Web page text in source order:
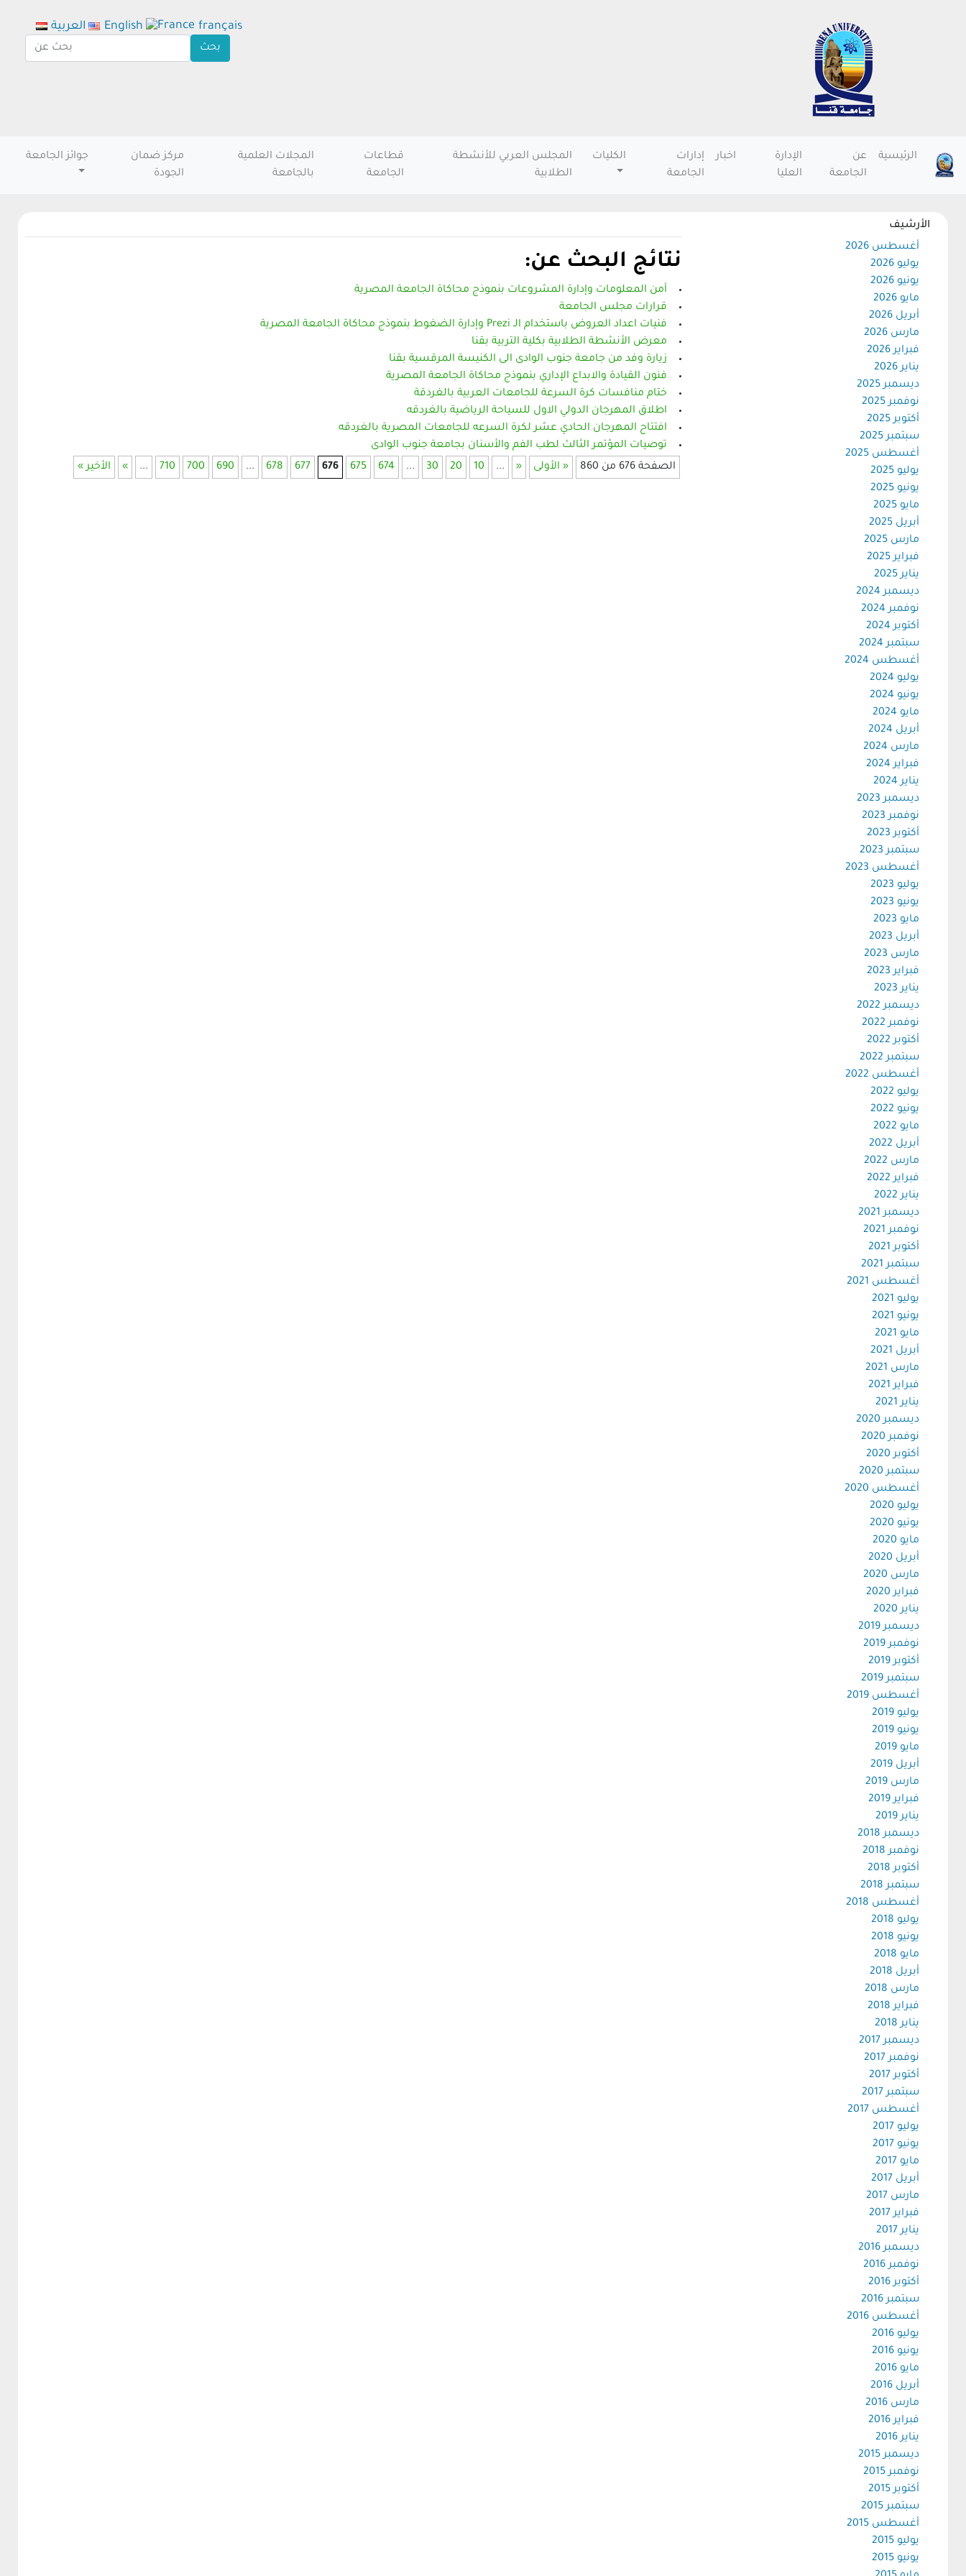
الرئيسية
عن
الجامعة
الإدارة
العليا
اخبار
إدارات
الجامعة
الكليات
المجلس العربي للأنشطة
الطلابية
قطاعات
الجامعة
المجلات العلمية
بالجامعة
مركز ضمان
الجودة
جوائز الجامعة
الأرشيف
أغسطس 2026
يوليو 2026
يونيو 2026
مايو 2026
أبريل 2026
مارس 2026
فبراير 2026
يناير 2026
ديسمبر 2025
نوفمبر 2025
أكتوبر 2025
سبتمبر 2025
أغسطس 2025
يوليو 2025
يونيو 2025
مايو 2025
أبريل 2025
مارس 2025
فبراير 2025
يناير 2025
ديسمبر 2024
نوفمبر 2024
أكتوبر 2024
سبتمبر 2024
أغسطس 2024
يوليو 2024
يونيو 2024
مايو 2024
أبريل 2024
مارس 2024
فبراير 2024
يناير 2024
ديسمبر 2023
نوفمبر 2023
أكتوبر 2023
سبتمبر 2023
أغسطس 2023
يوليو 2023
يونيو 2023
مايو 2023
أبريل 2023
مارس 2023
فبراير 2023
يناير 2023
ديسمبر 2022
نوفمبر 2022
أكتوبر 2022
سبتمبر 2022
أغسطس 2022
يوليو 2022
يونيو 2022
مايو 2022
أبريل 2022
مارس 2022
فبراير 2022
يناير 2022
ديسمبر 2021
نوفمبر 2021
أكتوبر 2021
سبتمبر 2021
أغسطس 2021
يوليو 2021
يونيو 2021
مايو 2021
أبريل 2021
مارس 2021
فبراير 2021
يناير 2021
ديسمبر 2020
نوفمبر 2020
أكتوبر 2020
سبتمبر 2020
أغسطس 2020
يوليو 2020
يونيو 2020
مايو 2020
أبريل 2020
مارس 2020
فبراير 2020
يناير 2020
ديسمبر 2019
نوفمبر 2019
أكتوبر 2019
سبتمبر 2019
أغسطس 2019
يوليو 2019
يونيو 2019
مايو 2019
أبريل 2019
مارس 2019
فبراير 2019
يناير 2019
ديسمبر 2018
نوفمبر 2018
أكتوبر 2018
سبتمبر 2018
أغسطس 2018
يوليو 2018
يونيو 2018
مايو 2018
أبريل 2018
مارس 2018
فبراير 2018
يناير 2018
ديسمبر 2017
نوفمبر 2017
أكتوبر 2017
سبتمبر 2017
أغسطس 2017
يوليو 2017
يونيو 2017
مايو 2017
أبريل 2017
مارس 2017
فبراير 2017
يناير 2017
ديسمبر 2016
نوفمبر 2016
أكتوبر 2016
سبتمبر 2016
أغسطس 2016
يوليو 2016
يونيو 2016
مايو 2016
أبريل 2016
مارس 2016
فبراير 2016
يناير 2016
ديسمبر 2015
نوفمبر 2015
أكتوبر 2015
سبتمبر 2015
أغسطس 2015
يوليو 2015
يونيو 2015
نتائج البحث عن:
أمن المعلومات وإدارة المشروعات بنموذج محاكاة الجامعة المصرية
قرارات مجلس الجامعة
فنيات اعداد العروض باستخدام الـ Prezi وإدارة الضغوط بنموذج محاكاة الجامعة المصرية
معرض الأنشطة الطلابية بكلية التربية بقنا
زيارة وفد من جامعة جنوب الوادى الى الكنيسة المرقسية بقنا
فنون القيادة والابداع الإداري بنموذج محاكاة الجامعة المصرية
ختام منافسات كرة السرعة للجامعات العربية بالغردقة
اطلاق المهرجان الدولي الاول للسياحة الرياضية بالغردقه
افتتاح المهرجان الحادي عشر لكرة السرعه للجامعات المصرية بالغردقه
توصيات المؤتمر الثالث لطب الفم والأسنان بجامعة جنوب الوادى
الصفحة 676 من 860
« الأولى «
...
10
20
30
...
674
675
676
677
678
...
690
700
710
...
» الأخير »
العربية English français